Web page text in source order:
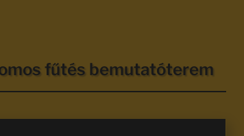
fűtés bemutatóterem